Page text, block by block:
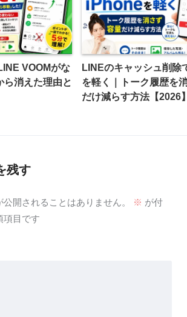
VOOMがな
ら消えた理由と
LINEのキャッシュ削除
を軽く｜トーク履歴を
だけ減らす方法【2026
残す
公開されることはありません。 ※ が付
項目です